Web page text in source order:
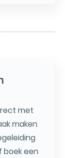
met
maken
boek een